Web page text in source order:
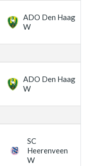
ADO Den Haag
W
ADO Den Haag
W
SC
Heerenveen
W